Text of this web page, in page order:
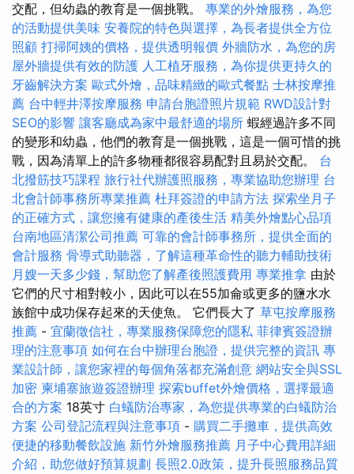
交配，但幼蟲的教育是一個挑戰。 專業的外燴服務，為您
的活動提供美味 安養院的特色與選擇，為長者提供全方位
照顧 打掃阿姨的價格，提供透明報價 外牆防水，為您的房
屋外牆提供有效的防護 人工植牙服務，為你提供更持久的
牙齒解決方案 歐式外燴，品味精緻的歐式餐點 士林按摩推
薦 台中輕井澤按摩服務 申請台胞證照片規範 RWD設計對
SEO的影響 讓客廳成為家中最舒適的場所 蝦經過許多不同
的變形和幼蟲，他們的教育是一個挑戰，這是一個可惜的挑
戰，因為清單上的許多物種都很容易配對且易於交配。 台
北撥筋技巧課程 旅行社代辦護照服務，專業協助您辦理 台
北會計師事務所專業推薦 杜拜簽證的申請方法 探索坐月子
的正確方式，讓您擁有健康的產後生活 精美外燴點心品項
台南地區清潔公司推薦 可靠的會計師事務所，提供全面的
會計服務 骨導式助聽器，了解這種革命性的聽力輔助技術
月嫂一天多少錢，幫助您了解產後照護費用 專業推拿 由於
它們的尺寸相對較小，因此可以在55加侖或更多的鹽水水
族館中成功保存起來的天使魚。 它們長大了 草屯按摩服務
推薦 - 宜蘭徵信社，專業服務保障您的隱私 菲律賓簽證辦
理的注意事項 如何在台中辦理台胞證，提供完整的資訊 專
業設計師，讓您家裡的每個角落都充滿創意 網站安全與SSL
加密 柬埔寨旅遊簽證辦理 探索buffet外燴價格，選擇最適
合的方案 18英寸 白蟻防治專家，為您提供專業的白蟻防治
方案 公司登記流程與注意事項 - 購買二手攤車，提供高效
便捷的移動餐飲設施 新竹外燴服務推薦 月子中心費用詳細
介紹，助您做好預算規劃 長照2.0政策，提升長照服務品質